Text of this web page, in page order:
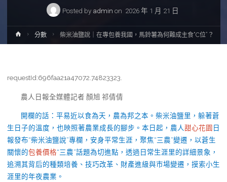
Posted by admin on 2026 年 1 月 21 日
Home分數 柴米油鹽說｜在專包養我國，馬鈴薯為何難成主食“C位”？
requestId:696faa21a47072.74823323.
農人日報全媒體記者 顏旭 祁倩倩
開欄的話：平易近以食為天，農為邦之本。柴米油鹽里，躲著蒼
生日子的溫度，也映照著農業成長的腳步。本日起，農人甜心花園 日
報發布“柴米油鹽說”專欄，安身平常生涯，聚焦“三農”變遷，以蒼生
關懷的包養價格“三農”話題為切進點，透過日常生涯里的詳細景象，
追溯其背后的種類培養、技巧改革、財產進級與市場變遷，摸索小生
涯里的年夜農業。